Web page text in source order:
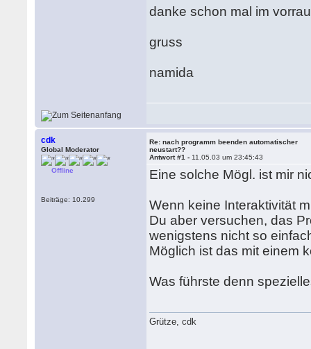
danke schon mal im
gruss
namida
cdk
Global Moderator
Offline
Beiträge: 10.299
Re: nach programm beenden automatischer
neustart??
Antwort #1 - 11.05.03 um 23:45:43
Eine solche Mögl. ist mir
Wenn keine Interaktivität
Du aber versuchen, das
wenigstens nicht so
Möglich ist das mit einem
Was führste denn
Grütze, cdk